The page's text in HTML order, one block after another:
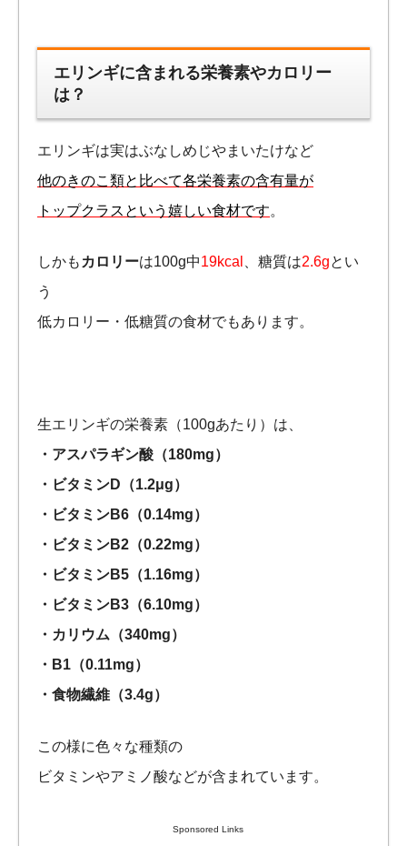
エリンギに含まれる栄養素やカロリー
は？
エリンギは実はぶなしめじやまいたけなど
他のきのこ類と比べて各栄養素の含有量が
トップクラスという嬉しい食材です。
しかも カロリーは100g中19kcal 、糖質は2.6gとい
う
低カロリー・低糖質の食材でもあります。
生エリンギの栄養素（100gあたり）は、
・アスパラギン酸（180mg）
・ビタミンD（1.2μg）
・ビタミンB6（0.14mg）
・ビタミンB2（0.22mg）
・ビタミンB5（1.16mg）
・ビタミンB3（6.10mg）
・カリウム（340mg）
・B1（0.11mg）
・食物繊維（3.4g）
この様に色々な種類の
ビタミンやアミノ酸などが含まれています。
Sponsored Links